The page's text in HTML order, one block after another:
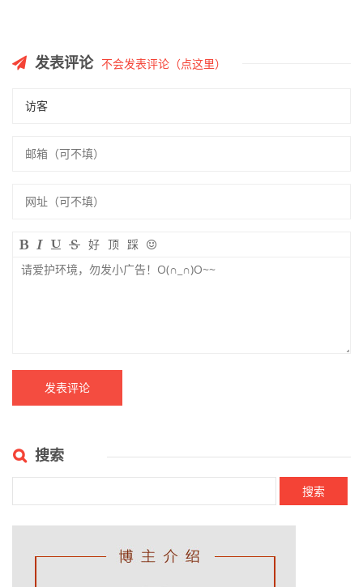
发表评论 不会发表评论（点这里）
好 顶 踩
搜索